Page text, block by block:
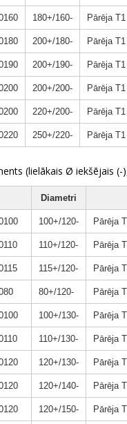
180+/160- Pārēja
200+/180- Pārēja
200+/190- Pārēja
200+/200- Pārēja
220+/200- Pārēja
250+/220- Pārēja
(lielākais Ø iekšējais
Diametri
100+/120- Pārēja
110+/120- Pārēja
115+/120- Pārēja
80+/120- Pārēja
100+/130- Pārēja
110+/130- Pārēja
120+/130- Pārēja
120+/140- Pārēja
120+/150- Pārēja